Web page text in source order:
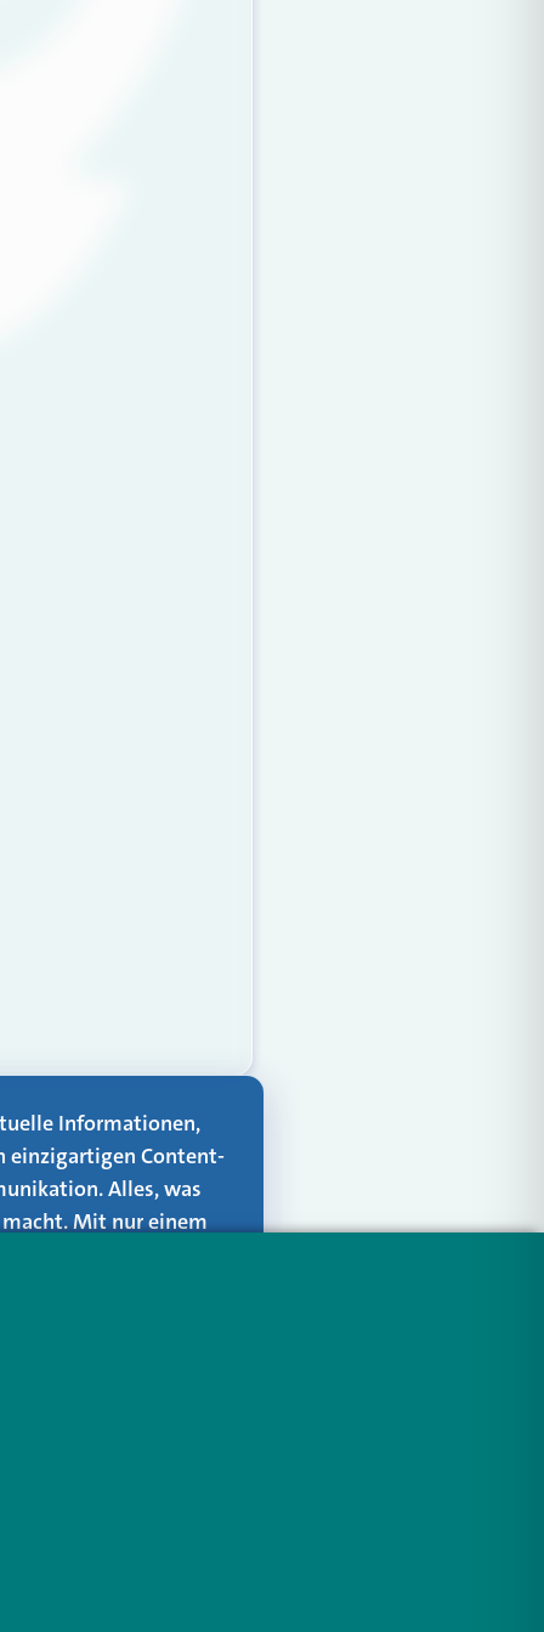
Informationen,
einzigartigen Content-
Alles, was
Mit nur einem